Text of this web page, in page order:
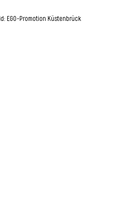
EGO-Promotion Küstenbrück